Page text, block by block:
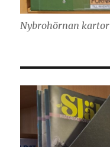
Nybrohörnan kartor